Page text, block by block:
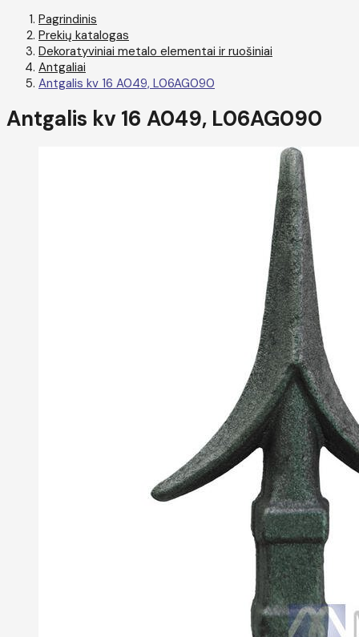
Pagrindinis
Prekių katalogas
Dekoratyviniai metalo elementai ir ruošiniai
Antgaliai
Antgalis kv 16 A049, L06AG090
Antgalis kv 16 A049, L06AG090